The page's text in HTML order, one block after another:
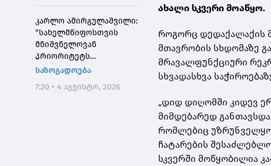
კარლო ამირგულაშვილი:
"სახელმწიფოსთვის
მნიშვნელოვან
პრიორიტეტს
საქართველოს ტყეების,
დეგრადირებული
საზოგადოება
7:20 • 4 აგვისტო, 2026
ახალი სკვერი მოაწყო.
როგორც დედაქალაქის
მთავრობის სხდომაზე
მრავალფუნქციური
სხვადასხვა
„დიდ დიღომში კიდევ
მიმდებარედ
რომლებიც
ჩატარების
სკვერში მოწყობილია